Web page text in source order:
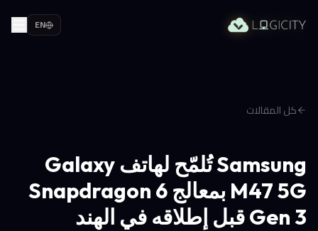
EN
كل المقالات
Samsung تُلمّح لهاتف Galaxy
M47 5G بمعالج Snapdragon 6
Gen 3 قبل إطلاقه في الهند